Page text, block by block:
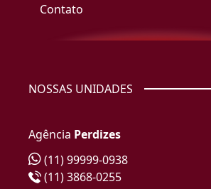
Contato
NOSSAS UNIDADES
Agência Perdizes
(11) 99999-0938
(11) 3868-0255